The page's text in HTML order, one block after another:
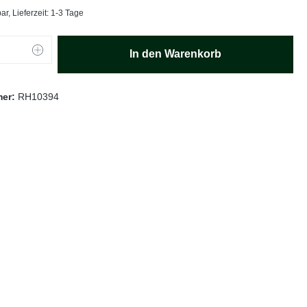
Lieferzeit: 1-3 Tage
Anzahl: Gib den gewünschten Wert ein
In den Warenkorb
RH10394